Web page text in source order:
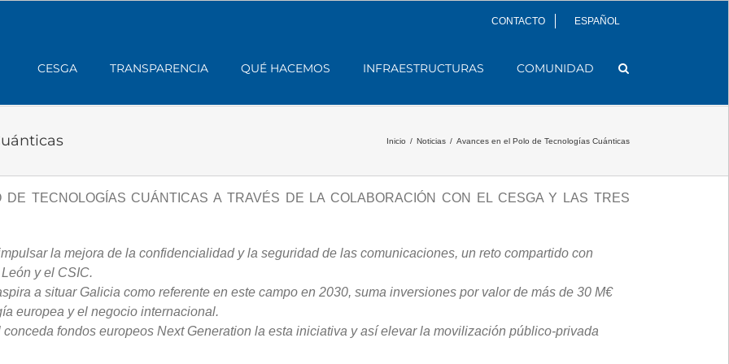
CONTACTO ESPAÑOL
CESGA TRANSPARENCIA QUÉ HACEMOS INFRAESTRUCTURAS COMUNIDAD
Inicio / Noticias / Avances en el Polo de Tecnologías Cuánticas
TECNOLOGÍAS CUÁNTICAS A TRAVÉS DE LA COLABORACIÓN CON EL CESGA Y LAS TRES
la mejora de la confidencialidad y la seguridad de las comunicaciones, un reto compartido con
y el CSIC.
a situar Galicia como referente en este campo en 2030, suma inversiones por valor de más de 30 M€
europea y el negocio internacional.
fondos europeos Next Generation la esta iniciativa y así elevar la movilización público-privada